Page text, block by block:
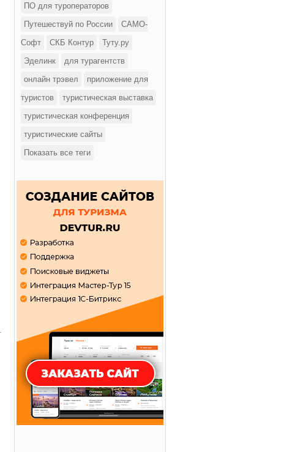
ПО для туроператоров
Путешествуй по России
САМО-
Софт
СКБ Контур
Туту.ру
Эделинк
для турагентств
онлайн трэвел
приложение для
туристов
туристическая выставка
туристическая конференция
туристические сайты
Показать все теги